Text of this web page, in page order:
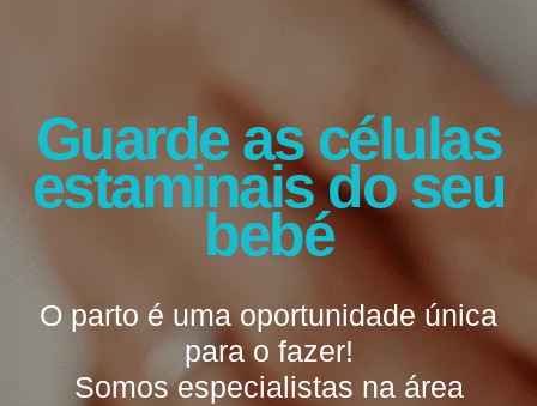
Guarde as células
estaminais do seu
bebé
O parto é uma oportunidade única
para o fazer!
Somos especialistas na área